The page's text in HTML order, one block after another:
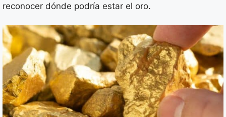
reconocer dónde podría estar el oro.